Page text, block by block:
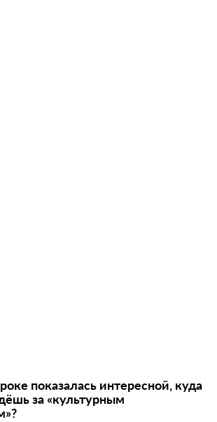
показалась интересной, куда
за «культурным